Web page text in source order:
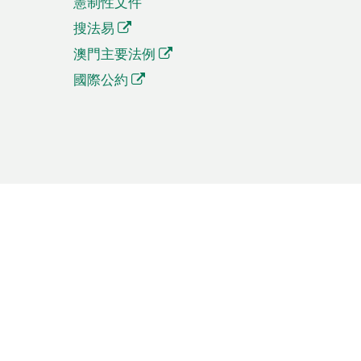
搜法易
澳門主要法例
國際公約